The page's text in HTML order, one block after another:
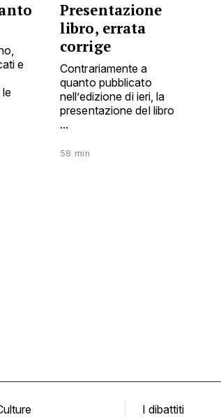
e
le
Presentazione
libro, errata
corrige
Contrariamente a
quanto pubblicato
nell’edizione di ieri, la
presentazione del libro
...
58 min
I dibattiti